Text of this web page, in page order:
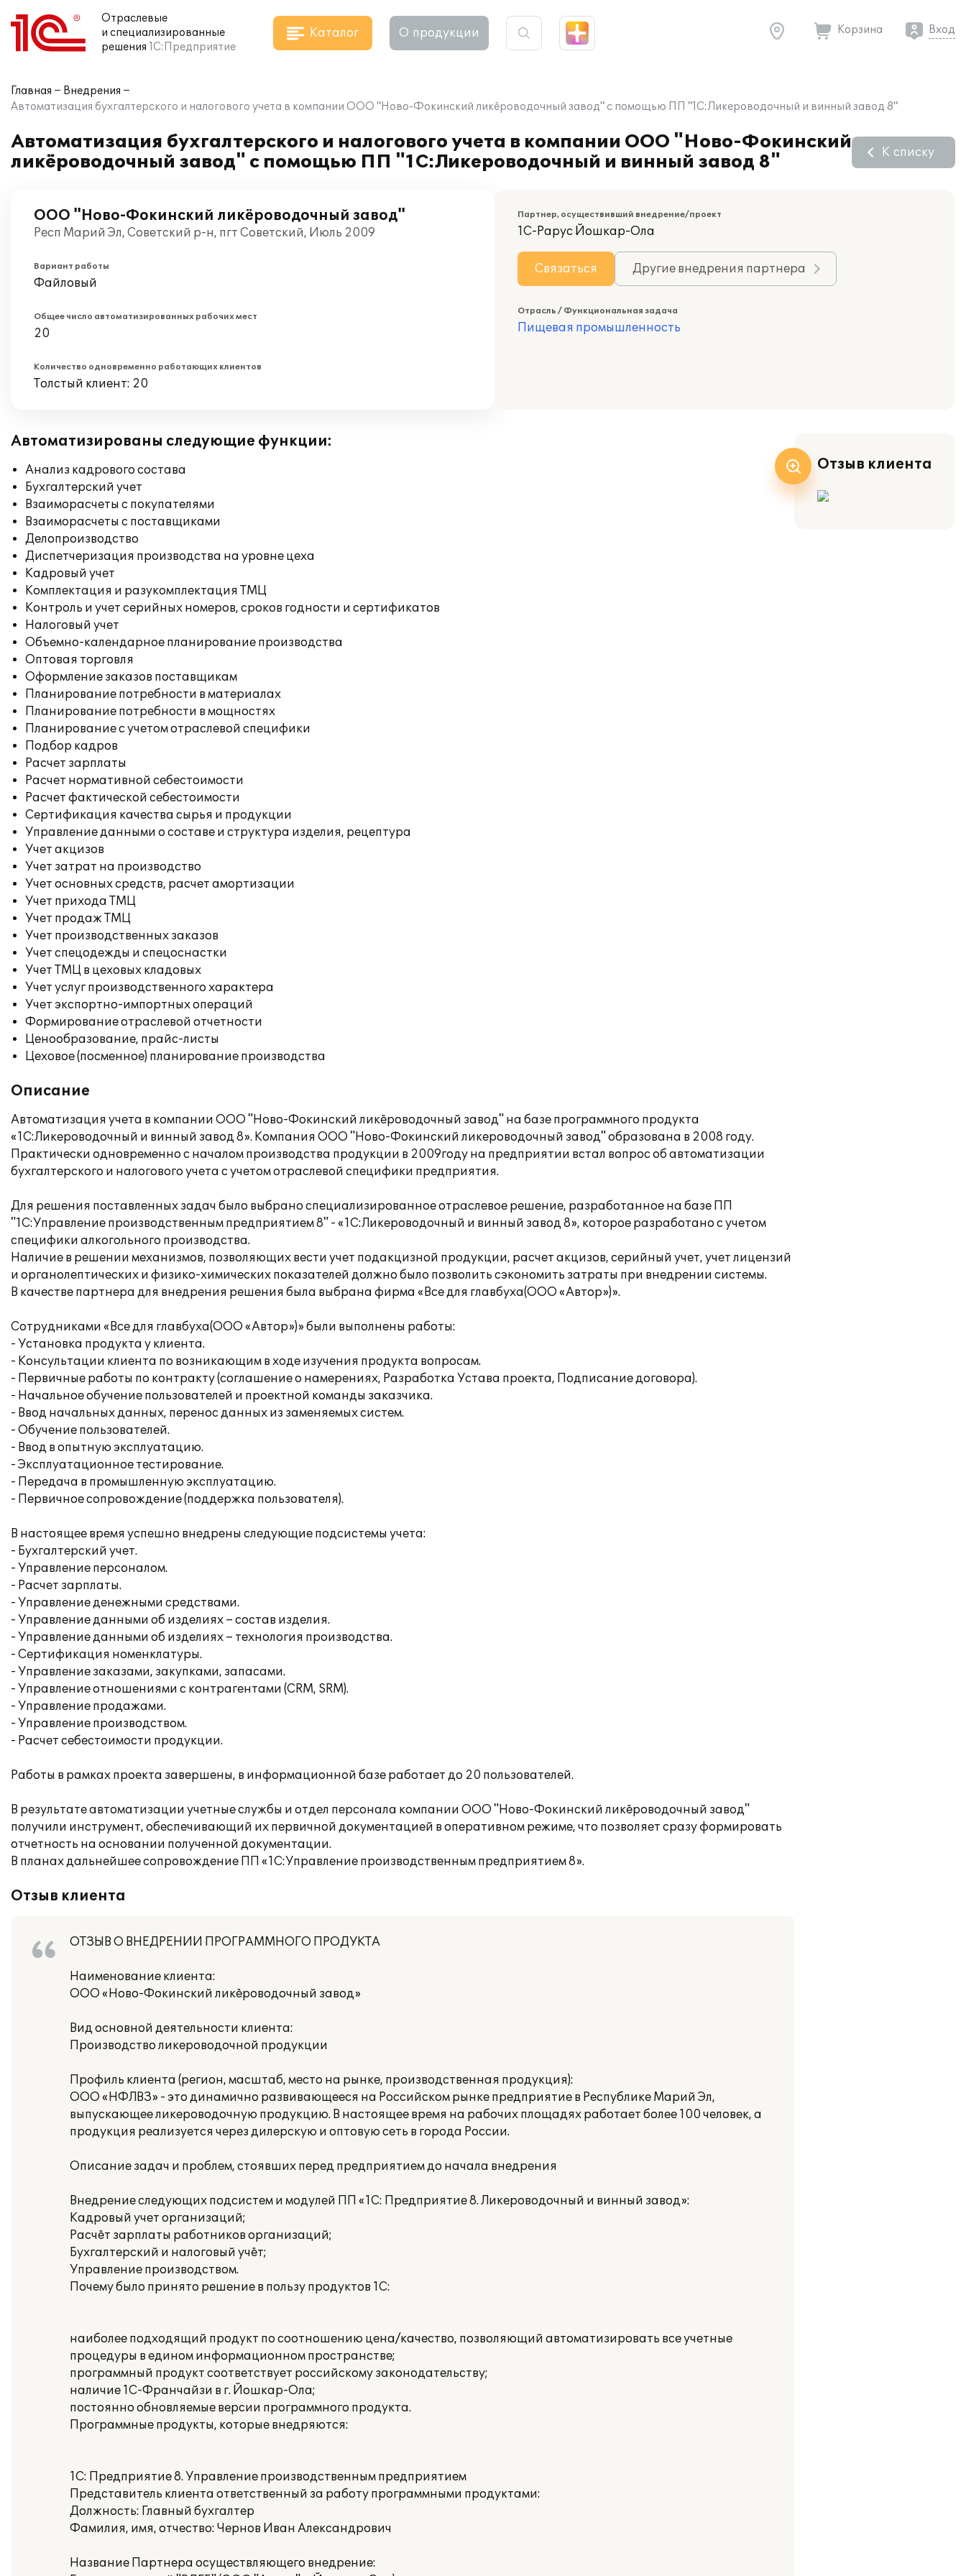
Отраслевые
и специализированные
решения 1С:Предприятие
Каталог О продукции Корзина Вход
Главная
Внедрения
Автоматизация бухгалтерского и налогового учета в компании ООО "Ново-Фокинский ликёроводочный завод" с помощью ПП "1С:Ликероводочный и винный завод 8"
Автоматизация бухгалтерского и налогового учета в компании ООО "Ново-Фокинский
ликёроводочный завод" с помощью ПП "1С:Ликероводочный и винный завод 8"
К списку
ООО "Ново-Фокинский ликёроводочный завод"
Респ Марий Эл, Советский р-н, пгт Советский, Июль 2009
Вариант работы
Файловый
Общее число автоматизированных рабочих мест
20
Количество одновременно работающих клиентов
Толстый клиент: 20
Партнер, осуществивший внедрение/проект
1С-Рарус Йошкар-Ола
Связаться Другие внедрения партнера
Отрасль / Функциональная задача
Пищевая промышленность
Автоматизированы следующие функции:
Анализ кадрового состава
Бухгалтерский учет
Взаиморасчеты с покупателями
Взаиморасчеты с поставщиками
Делопроизводство
Диспетчеризация производства на уровне цеха
Кадровый учет
Комплектация и разукомплектация ТМЦ
Контроль и учет серийных номеров, сроков годности и сертификатов
Налоговый учет
Объемно-календарное планирование производства
Оптовая торговля
Оформление заказов поставщикам
Планирование потребности в материалах
Планирование потребности в мощностях
Планирование с учетом отраслевой специфики
Подбор кадров
Расчет зарплаты
Расчет нормативной себестоимости
Расчет фактической себестоимости
Сертификация качества сырья и продукции
Управление данными о составе и структура изделия, рецептура
Учет акцизов
Учет затрат на производство
Учет основных средств, расчет амортизации
Учет прихода ТМЦ
Учет продаж ТМЦ
Учет производственных заказов
Учет спецодежды и спецоснастки
Учет ТМЦ в цеховых кладовых
Учет услуг производственного характера
Учет экспортно-импортных операций
Формирование отраслевой отчетности
Ценообразование, прайс-листы
Цеховое (посменное) планирование производства
Описание
Автоматизация учета в компании ООО "Ново-Фокинский ликёроводочный завод" на базе программного продукта
«1С:Ликероводочный и винный завод 8». Компания ООО "Ново-Фокинский ликероводочный завод" образована в 2008 году.
Практически одновременно с началом производства продукции в 2009году на предприятии встал вопрос об автоматизации
бухгалтерского и налогового учета с учетом отраслевой специфики предприятия.
Для решения поставленных задач было выбрано специализированное отраслевое решение, разработанное на базе ПП
"1С:Управление производственным предприятием 8" - «1С:Ликероводочный и винный завод 8», которое разработано с учетом
специфики алкогольного производства.
Наличие в решении механизмов, позволяющих вести учет подакцизной продукции, расчет акцизов, серийный учет, учет лицензий
и органолептических и физико-химических показателей должно было позволить сэкономить затраты при внедрении системы.
В качестве партнера для внедрения решения была выбрана фирма «Все для главбуха(ООО «Автор»)».
Сотрудниками «Все для главбуха(ООО «Автор»)» были выполнены работы:
- Установка продукта у клиента.
- Консультации клиента по возникающим в ходе изучения продукта вопросам.
- Первичные работы по контракту (соглашение о намерениях, Разработка Устава проекта, Подписание договора).
- Начальное обучение пользователей и проектной команды заказчика.
- Ввод начальных данных, перенос данных из заменяемых систем.
- Обучение пользователей.
- Ввод в опытную эксплуатацию.
- Эксплуатационное тестирование.
- Передача в промышленную эксплуатацию.
- Первичное сопровождение (поддержка пользователя).
В настоящее время успешно внедрены следующие подсистемы учета:
- Бухгалтерский учет.
- Управление персоналом.
- Расчет зарплаты.
- Управление денежными средствами.
- Управление данными об изделиях – состав изделия.
- Управление данными об изделиях – технология производства.
- Сертификация номенклатуры.
- Управление заказами, закупками, запасами.
- Управление отношениями с контрагентами (CRM, SRM).
- Управление продажами.
- Управление производством.
- Расчет себестоимости продукции.
Работы в рамках проекта завершены, в информационной базе работает до 20 пользователей.
В результате автоматизации учетные службы и отдел персонала компании ООО "Ново-Фокинский ликёроводочный завод"
получили инструмент, обеспечивающий их первичной документацией в оперативном режиме, что позволяет сразу формировать
отчетность на основании полученной документации.
В планах дальнейшее сопровождение ПП «1С:Управление производственным предприятием 8».
Отзыв клиента
ОТЗЫВ О ВНЕДРЕНИИ ПРОГРАММНОГО ПРОДУКТА
Наименование клиента:
ООО «Ново-Фокинский ликёроводочный завод»
Вид основной деятельности клиента:
Производство ликероводочной продукции
Профиль клиента (регион, масштаб, место на рынке, производственная продукция):
ООО «НФЛВЗ» - это динамично развивающееся на Российском рынке предприятие в Республике Марий Эл,
выпускающее ликероводочную продукцию. В настоящее время на рабочих площадях работает более 100 человек, а
продукция реализуется через дилерскую и оптовую сеть в города России.
Описание задач и проблем, стоявших перед предприятием до начала внедрения
Внедрение следующих подсистем и модулей ПП «1С: Предприятие 8. Ликероводочный и винный завод»:
Кадровый учет организаций;
Расчёт зарплаты работников организаций;
Бухгалтерский и налоговый учёт;
Управление производством.
Почему было принято решение в пользу продуктов 1С:
наиболее подходящий продукт по соотношению цена/качество, позволяющий автоматизировать все учетные
процедуры в едином информационном пространстве;
программный продукт соответствует российскому законодательству;
наличие 1С-Франчайзи в г. Йошкар-Ола;
постоянно обновляемые версии программного продукта.
Программные продукты, которые внедряются:
1С: Предприятие 8. Управление производственным предприятием
Представитель клиента ответственный за работу программными продуктами:
Должность: Главный бухгалтер
Фамилия, имя, отчество: Чернов Иван Александрович
Название Партнера осуществляющего внедрение:
Отзыв клиента